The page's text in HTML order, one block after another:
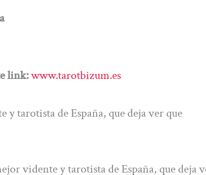
link:www.tarotbizum.es
y tarotista de España, que deja ver que
vidente y tarotista de España, que deja